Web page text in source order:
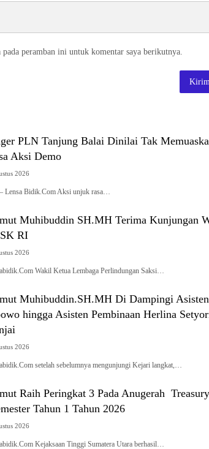
peramban ini untuk komentar saya berikutnya.
PLN Tanjung Balai Dinilai Tak
Aksi Demo
2026
Lensa Bidik.Com Aksi unjuk rasa…
Muhibuddin SH.MH Terima Kunjungan
RI
2026
Wakil Ketua Lembaga Perlindungan Saksi…
Muhibuddin.SH.MH Di Dampingi
hingga Asisten Pembinaan Herlina
2026
setelah sebelumnya mengunjungi Kejari langkat,…
Raih Peringkat 3 Pada Anugerah
Tahun 1 Tahun 2026
2026
Kejaksaan Tinggi Sumatera Utara berhasil…